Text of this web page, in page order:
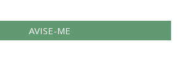
AVISE-ME